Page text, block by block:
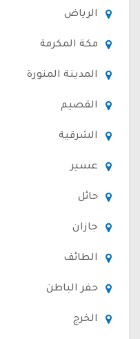
الرياض
مكة المكرمة
المدينة المنورة
القصيم
الشرقية
عسير
حائل
جازان
الطائف
حفر الباطن
الخرج